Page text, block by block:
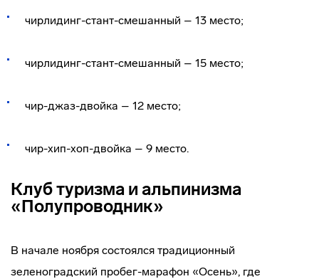
чирлидинг-стант-смешанный – 13 место;
чирлидинг-стант-смешанный – 15 место;
чир-джаз-двойка – 12 место;
чир-хип-хоп-двойка – 9 место.
Клуб туризма и альпинизма
«Полупроводник»
В начале ноября состоялся традиционный
зеленоградский пробег-марафон «Осень», где